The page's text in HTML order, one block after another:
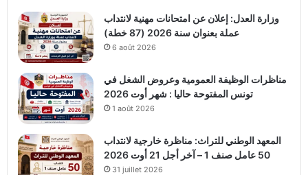
وزارة العدل: إعلان عن امتحانات مهنية لانتداب
عملة بعنوان سنة 2026 (87 خطة)
6 août 2026
مناظرات الوظيفة العمومية وعروض الشغل في
تونس المفتوحة حاليا : شهر أوت 2026
1 août 2026
المعهد الوطني للتراث: مناظرة خارجية لانتداب
50 عامل صنف 1 – آخر أجل 21 أوت 2026
31 juillet 2026